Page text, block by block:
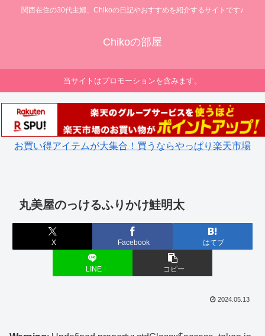
関西在住の30代主婦、Chikoの日記やおすすめを紹介するサイトです♪
Chikoの部屋
当サイトはプロモーションを含みます。
お買い得アイテムが大集合！買うならやっぱり楽天市場
丸美屋のっけるふりかけ鮭明太
X Facebook はてブ
LINE コピー
2024.05.13